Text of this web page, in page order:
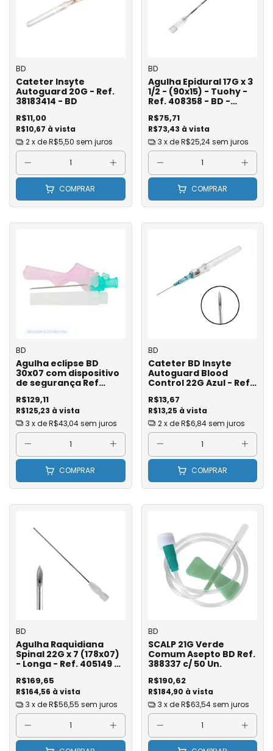
BD
Cateter Insyte
Autoguard 20G - Ref.
38183414 - BD
R$10,67 à vista
R$11,00
2x deR$5,50 sem juros
COMPRAR
BD
Agulha Epidural 17G x 3
1/2 - (90x15) - Tuohy -
Ref. 408358 - BD -
R$73,43 à vista
R$75,71
3 x deR$25,24 sem juros
COMPRAR
BD
Agulha eclipse BD
30x07 com dispositivo
de segurança Ref
R$125,23 à vista
R$129,11
3 x deR$43,04sem juros
COMPRAR
BD
Cateter BD Insyte
Autoguard Blood
Control 22G Azul - Ref:
R$13,25 à vista
R$13,67
2 x deR$6,84 sem juros
COMPRAR
BD
Agulha Raquidiana
Spinal 22G x 7 (178x07)
- Longa - Ref. 405149 -
R$164,56 à vista
R$169,65
3 x deR$56,55 sem juros
BD
SCALP 21G Verde
Comum Asepto BD Ref.
388337 c/ 50 Un.
R$184,90 à vista
R$190,62
3 x deR$63,54 sem juros